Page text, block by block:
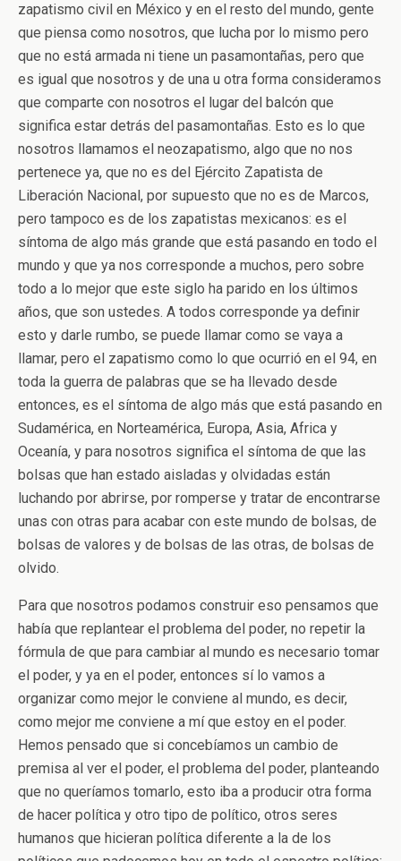
zapatismo civil en México y en el resto del mundo, gente
que piensa como nosotros, que lucha por lo mismo pero
que no está armada ni tiene un pasamontañas, pero que
es igual que nosotros y de una u otra forma consideramos
que comparte con nosotros el lugar del balcón que
significa estar detrás del pasamontañas. Esto es lo que
nosotros llamamos el neozapatismo, algo que no nos
pertenece ya, que no es del Ejército Zapatista de
Liberación Nacional, por supuesto que no es de Marcos,
pero tampoco es de los zapatistas mexicanos: es el
síntoma de algo más grande que está pasando en todo el
mundo y que ya nos corresponde a muchos, pero sobre
todo a lo mejor que este siglo ha parido en los últimos
años, que son ustedes. A todos corresponde ya definir
esto y darle rumbo, se puede llamar como se vaya a
llamar, pero el zapatismo como lo que ocurrió en el 94, en
toda la guerra de palabras que se ha llevado desde
entonces, es el síntoma de algo más que está pasando en
Sudamérica, en Norteamérica, Europa, Asia, Africa y
Oceanía, y para nosotros significa el síntoma de que las
bolsas que han estado aisladas y olvidadas están
luchando por abrirse, por romperse y tratar de encontrarse
unas con otras para acabar con este mundo de bolsas, de
bolsas de valores y de bolsas de las otras, de bolsas de
olvido.
Para que nosotros podamos construir eso pensamos que
había que replantear el problema del poder, no repetir la
fórmula de que para cambiar al mundo es necesario tomar
el poder, y ya en el poder, entonces sí lo vamos a
organizar como mejor le conviene al mundo, es decir,
como mejor me conviene a mí que estoy en el poder.
Hemos pensado que si concebíamos un cambio de
premisa al ver el poder, el problema del poder, planteando
que no queríamos tomarlo, esto iba a producir otra forma
de hacer política y otro tipo de político, otros seres
humanos que hicieran política diferente a la de los